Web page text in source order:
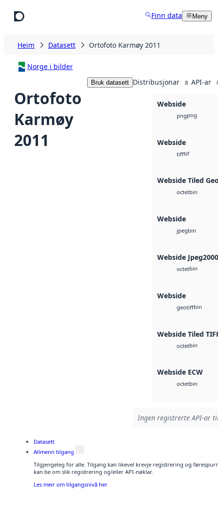
Finn data Meny
Heim Datasett Ortofoto Karmøy 2011
Norge i bilder
Ortofoto
Karmøy
2011
Bruk datasett Distribusjonar 8 API-ar
Webside
pngpng
Webside
tifftif
Webside Tiled
octetbin
Webside
jpegbin
Webside Jpeg2000
octetbin
Webside
geotiffbin
Webside Tiled
octetbin
Webside ECW
octetbin
Ingen registrerte API-ar
Datasett
Allmenn tilgang
Tilgjengeleg for alle. Tilgang kan likevel krevje registrering og
kan be om slik registrering og/eller API-nøklar.
Les meir om tilgangsnivå her